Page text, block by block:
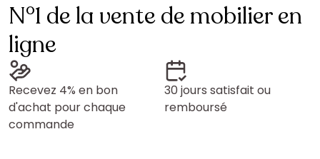
N°1 de la vente de mobilier en
ligne
Recevez 4% en bon
d'achat pour chaque
commande
30 jours satisfait ou
remboursé